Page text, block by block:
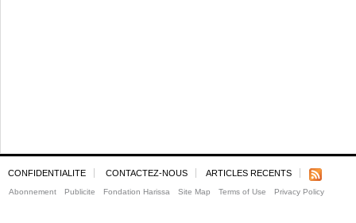
CONFIDENTIALITE CONTACTEZ-NOUS ARTICLES RECENTS
Abonnement Publicite Fondation Harissa Site Map Terms of Use Privacy Policy